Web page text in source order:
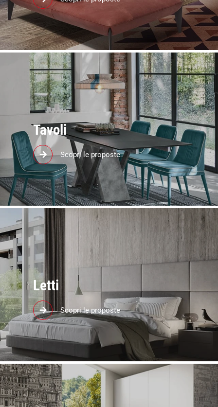
il rivestimento che preferisci.
Tavoli
Nel nostro negozio in provincia di Vicenza puoi
acquistare il tavolo da pranzo e le sedie coordinate
per il soggiorno e la cucina.
Scopri le proposte
Letti
Arreda la zona notte con i migliori letti, realizzati
con materiali di qualità in linea con le ultime
tendenze.
Scopri le proposte